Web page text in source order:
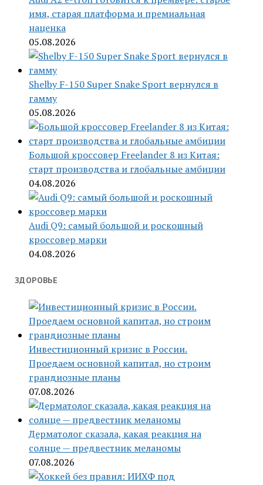
имя, старая платформа и премиальная
наценка
05.08.2026
Shelby F-150 Super Snake Sport вернулся в
гамму
05.08.2026
Большой кроссовер Freelander 8 из Китая:
старт производства и глобальные амбиции
04.08.2026
Audi Q9: самый большой и роскошный
кроссовер марки
04.08.2026
ЗДОРОВЬЕ
Инвестиционный кризис в России.
Проедаем основной капитал, но строим
грандиозные планы
07.08.2026
Дерматолог сказала, какая реакция на
солнце — предвестник меланомы
07.08.2026